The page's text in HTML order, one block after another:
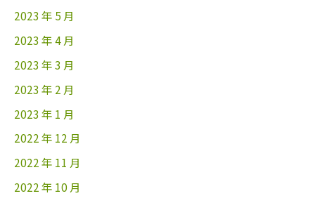
2023 年 5 月
2023 年 4 月
2023 年 3 月
2023 年 2 月
2023 年 1 月
2022 年 12 月
2022 年 11 月
2022 年 10 月